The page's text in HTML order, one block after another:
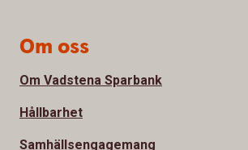
Om oss
Om Vadstena Sparbank
Hållbarhet
Samhällsengagemang